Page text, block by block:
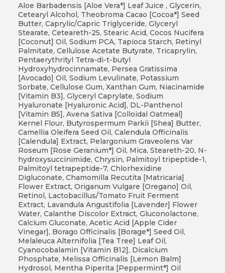
Aloe Barbadensis [Aloe Vera*] Leaf Juice , Glycerin,
Cetearyl Alcohol, Theobroma Cacao [Cocoa*] Seed
Butter, Caprylic/Capric Triglyceride, Glyceryl
Stearate, Ceteareth-25, Stearic Acid, Cocos Nucifera
[Coconut] Oil, Sodium PCA, Tapioca Starch, Retinyl
Palmitate, Cellulose Acetate Butyrate, Tricaprylin,
Pentaerythrityl Tetra-di-t-butyl
Hydroxyhydrocinnamate, Persea Gratissima
[Avocado] Oil, Sodium Levulinate, Potassium
Sorbate, Cellulose Gum, Xanthan Gum, Niacinamide
[Vitamin B3], Glyceryl Caprylate, Sodium
Hyaluronate [Hyaluronic Acid], DL-Panthenol
[Vitamin B5], Avena Sativa [Colloidal Oatmeal]
Kernel Flour, Butyrospermum Parkii [Shea] Butter,
Camellia Oleifera Seed Oil, Calendula Officinalis
[Calendula] Extract, Pelargonium Graveolens Var
Roseum [Rose Geranium*] Oil, Mica, Steareth-20, N-
hydroxysuccinimide, Chrysin, Palmitoyl tripeptide-1,
Palmitoyl tetrapeptide-7, Chlorhexidine
Digluconate, Chamomilla Recutita [Matricaria]
Flower Extract, Origanum Vulgare [Oregano] Oil,
Retinol, Lactobacillus/Tomato Fruit Ferment
Extract, Lavandula Angustifolia [Lavender] Flower
Water, Calanthe Discolor Extract, Gluconolactone,
Calcium Gluconate, Acetic Acid [Apple Cider
Vinegar], Borago Officinalis [Borage*] Seed Oil,
Melaleuca Alternifolia [Tea Tree] Leaf Oil,
Cyanocobalamin [Vitamin B12], Dicalcium
Phosphate, Melissa Officinalis [Lemon Balm]
Hydrosol, Mentha Piperita [Peppermint*] Oil